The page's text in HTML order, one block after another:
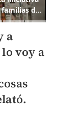
a
voy a